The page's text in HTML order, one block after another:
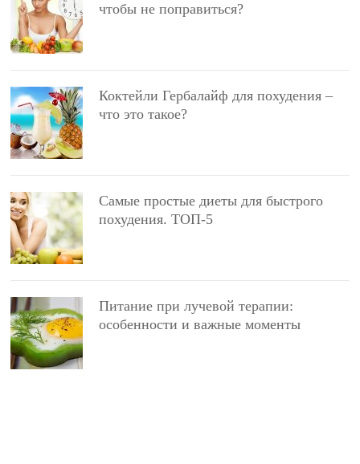
чтобы не поправиться?
Коктейли Гербалайф для похудения –
что это такое?
Самые простые диеты для быстрого
похудения. ТОП-5
Питание при лучевой терапии:
особенности и важные моменты